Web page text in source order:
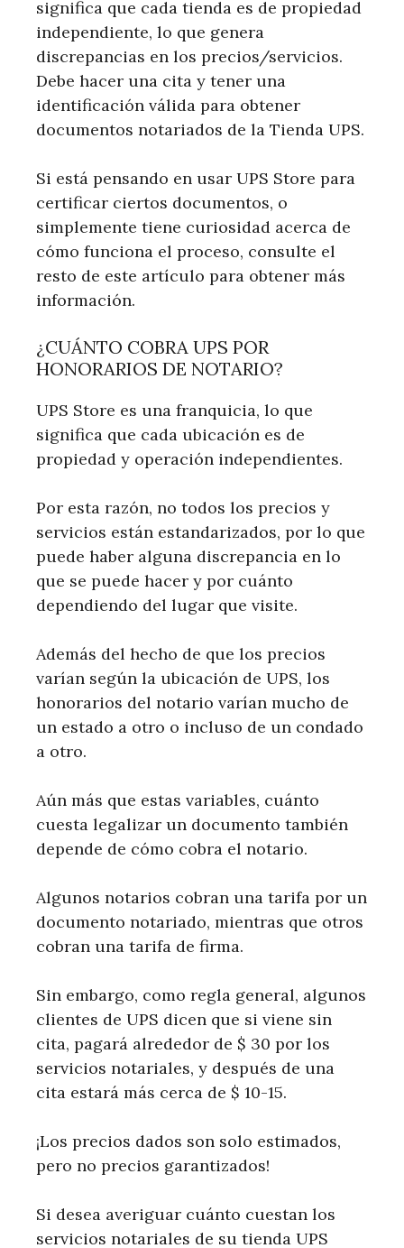
significa que cada tienda es de propiedad
independiente, lo que genera
discrepancias en los precios/servicios.
Debe hacer una cita y tener una
identificación válida para obtener
documentos notariados de la Tienda UPS.
Si está pensando en usar UPS Store para
certificar ciertos documentos, o
simplemente tiene curiosidad acerca de
cómo funciona el proceso, consulte el
resto de este artículo para obtener más
información.
¿CUÁNTO COBRA UPS POR
HONORARIOS DE NOTARIO?
UPS Store es una franquicia, lo que
significa que cada ubicación es de
propiedad y operación independientes.
Por esta razón, no todos los precios y
servicios están estandarizados, por lo que
puede haber alguna discrepancia en lo
que se puede hacer y por cuánto
dependiendo del lugar que visite.
Además del hecho de que los precios
varían según la ubicación de UPS, los
honorarios del notario varían mucho de
un estado a otro o incluso de un condado
a otro.
Aún más que estas variables, cuánto
cuesta legalizar un documento también
depende de cómo cobra el notario.
Algunos notarios cobran una tarifa por un
documento notariado, mientras que otros
cobran una tarifa de firma.
Sin embargo, como regla general, algunos
clientes de UPS dicen que si viene sin
cita, pagará alrededor de $ 30 por los
servicios notariales, y después de una
cita estará más cerca de $ 10-15.
¡Los precios dados son solo estimados,
pero no precios garantizados!
Si desea averiguar cuánto cuestan los
servicios notariales de su tienda UPS